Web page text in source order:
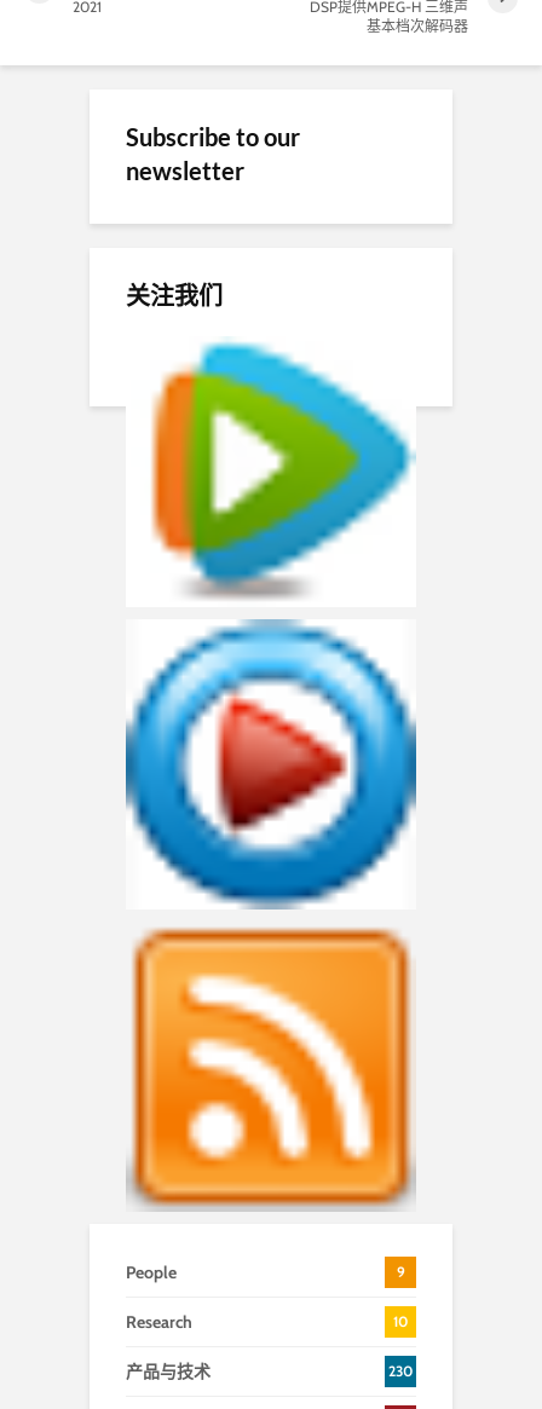
2021
DSP提供MPEG-H 三维声
基本档次解码器
Subscribe to our
newsletter
关注我们
People 9
Research 10
产品与技术 230